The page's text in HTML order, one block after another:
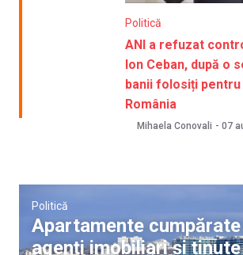
Politică
ANI a refuzat
Ion Ceban, după o
banii folosiți
România
Mihaela Conovali - 07
Politică
Apartamente
agenți imobiliari și